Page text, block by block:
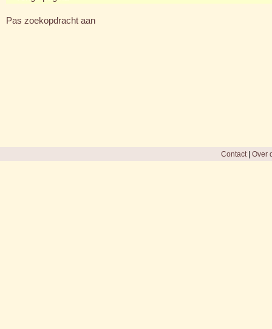
Pas zoekopdracht aan
Contact| Over